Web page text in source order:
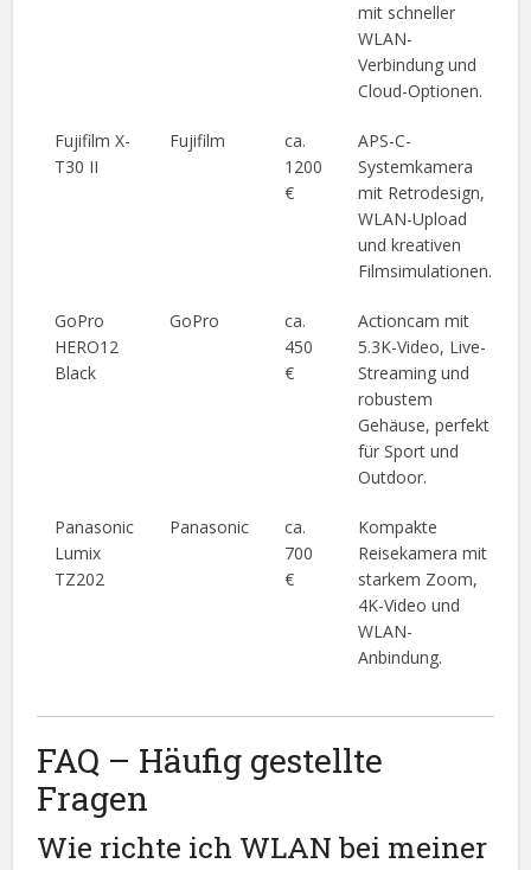
mit schneller
WLAN-
Verbindung und
Cloud-Optionen.
Fujifilm X-
T30 II
Fujifilm
ca.
1200
€
APS-C-
Systemkamera
mit Retrodesign,
WLAN-Upload
und kreativen
Filmsimulationen.
GoPro
HERO12
Black
GoPro
ca.
450
€
Actioncam mit
5.3K-Video, Live-
Streaming und
robustem
Gehäuse, perfekt
für Sport und
Outdoor.
Panasonic
Lumix
TZ202
Panasonic
ca.
700
€
Kompakte
Reisekamera mit
starkem Zoom,
4K-Video und
WLAN-
Anbindung.
FAQ – Häufig gestellte
Fragen
Wie richte ich WLAN bei meiner